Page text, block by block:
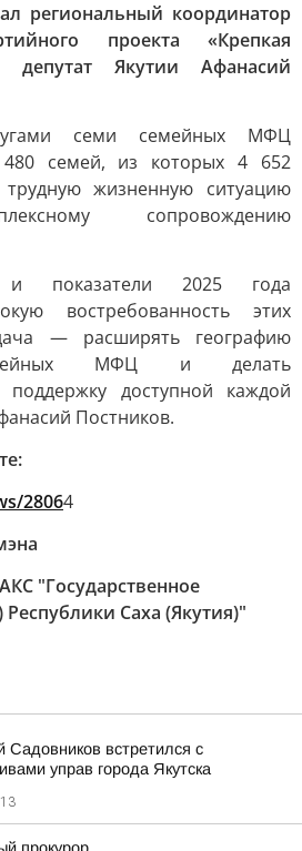
региональный координатор
проекта «Крепкая
депутат Якутии Афанасий
семи семейных МФЦ
480 семей, из которых 4 652
трудную жизненную ситуацию
сопровождению
показатели 2025 года
востребованность этих
— расширять географию
МФЦ и делать
поддержку доступной каждой
Постников.
28064
"Государственное
Саха (Якутия)"
Садовников встретился с
управ города Якутска